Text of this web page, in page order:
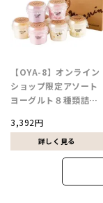
【OYA-8】オンライン
ショップ限定アソート
ヨーグルト８種類詰合
3,392円